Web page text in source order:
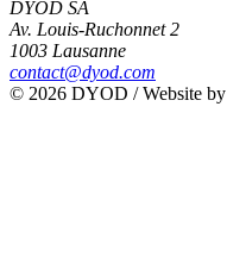
DYOD SA
Av. Louis-Ruchonnet 2
1003 Lausanne
contact@dyod.com
© 2026 DYOD / Website by